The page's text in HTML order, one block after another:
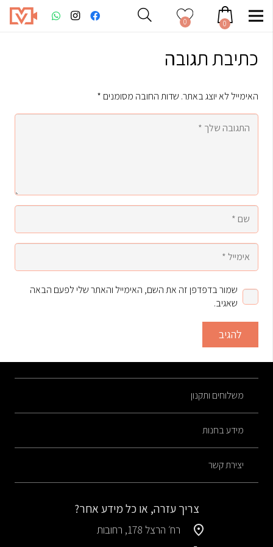
0
0
כתיבת תגובה
האימייל לא יוצג באתר. שדות החובה מסומנים *
שמור בדפדפן זה את השם, האימייל והאתר שלי לפעם הבאה
שאגיב.
להגיב
משלוחים ותקנון
מידע בחנות
יצירת קשר
צריך עזרה, או כל מידע אחר?
רח׳ הרצל 178, רחובות